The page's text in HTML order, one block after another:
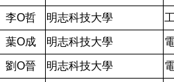
李O哲 明志科技大學
葉O成 明志科技大學
劉O晉 明志科技大學